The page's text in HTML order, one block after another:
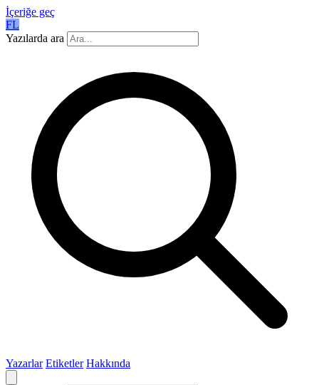
İçeriğe geç
FL
Yazılarda ara
Yazarlar Etiketler Hakkında